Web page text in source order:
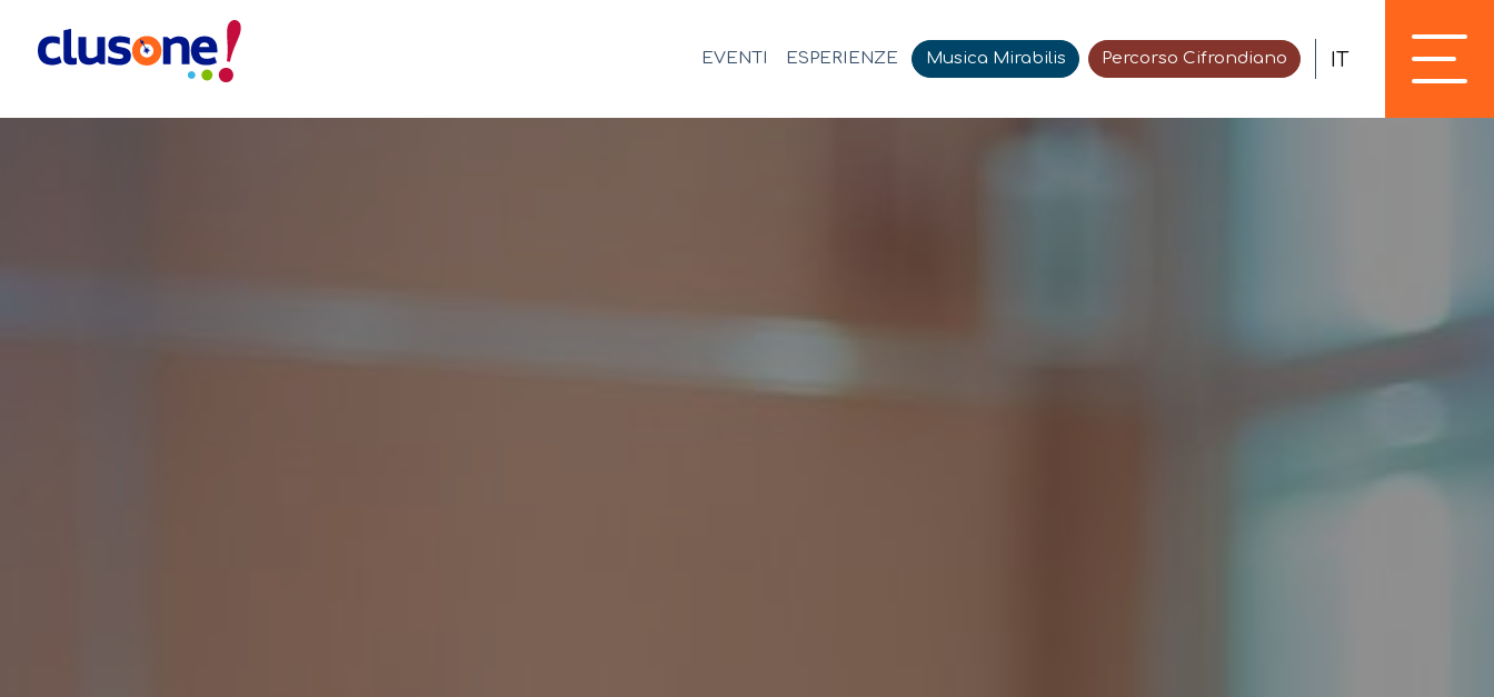
EVENTI ESPERIENZE Musica Mirabilis Percorso Cifrondiano IT